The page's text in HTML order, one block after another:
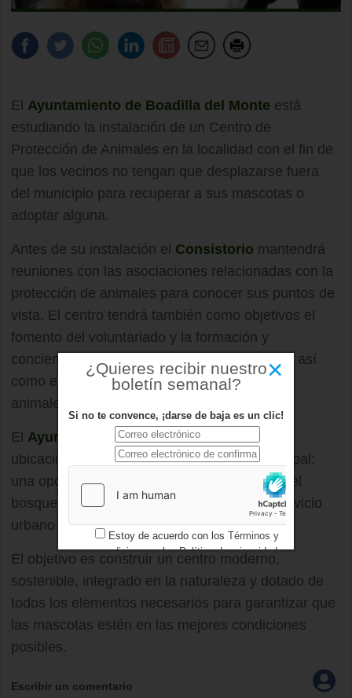
El Ayuntamiento de Boadilla del Monte está
estudiando la instalación de un Centro de
Protección de Animales en la localidad con el fin de
que los vecinos no tengan que desplazarse fuera
del municipio para recuperar a sus mascotas o
adoptar alguna.
Antes de su instalación el Consistorio mantendrá
reuniones con las asociaciones relacionadas con la
protección de animales para conocer sus puntos de
vista. El centro tendrá también como objetivos el
fomento del voluntariado y la formación y
concienciación en el cuidado de los animales así
como en una adecuada convivencia entre los
animales y los vecinos.
El Ayuntamientoestá estudiando posibles
ubicaciones en parcelas de titularidad municipal;
una opción sería una situada en el entorno del
bosque del Banco Santander destinada a servicio
urbano e infraestructura social.
El objetivo es construir un centro moderno,
sostenible, integrado en la naturaleza y dotado de
todos los elementos necesarios para garantizar que
las mascotas estén en las mejores condiciones
posibles.
Escribir un comentario
×
¿Quieres recibir nuestro
boletín semanal?
Si no te convence, ¡darse de baja es un clic!
Estoy de acuerdo con los Términos y
condicionesy losPolítica de privacidad